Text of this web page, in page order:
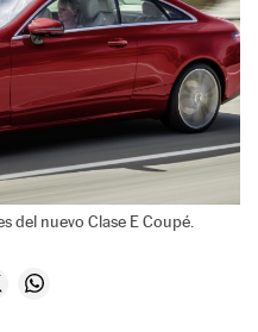
del nuevo Clase E Coupé.